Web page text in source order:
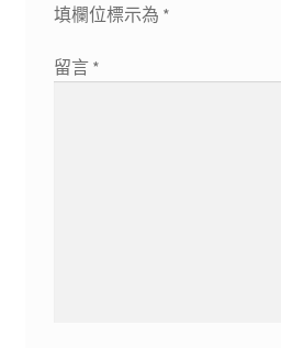
填欄位標示為 *
留言 *